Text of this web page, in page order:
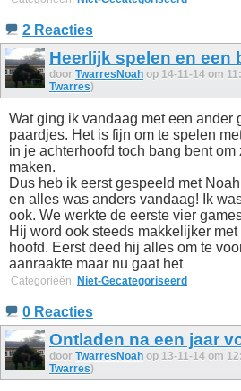
2 Reacties
Heerlijk spelen en een
door TwarresNoah op 14-11-14 om
Twarres)
Wat ging ik vandaag met een ander
paardjes. Het is fijn om te spelen
in je achterhoofd toch bang bent
maken.
Dus heb ik eerst gespeeld met
en alles was anders vandaag! Ik
ook. We werkte de eerste vier
Hij word ook steeds makkelijker
hoofd. Eerst deed hij alles om te
aanraakte maar nu gaat het
Categorieën: Niet-Gecategoriseerd
0 Reacties
Ontladen na een jaar
door TwarresNoah op 13-11-14 om
Twarres)